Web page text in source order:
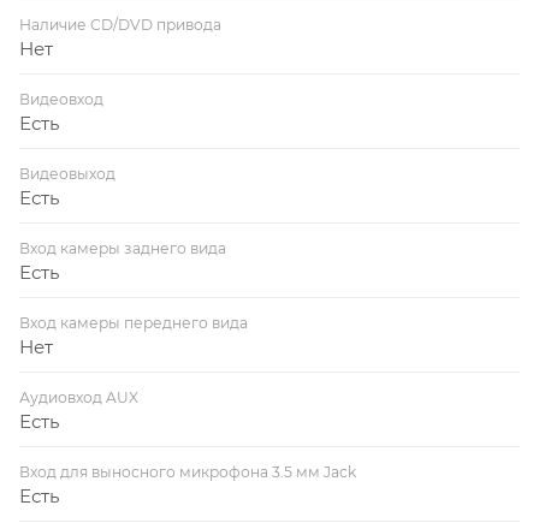
Наличие CD/DVD привода
Нет
Видеовход
Есть
Видеовыход
Есть
Вход камеры заднего вида
Есть
Вход камеры переднего вида
Нет
Аудиовход AUX
Есть
Вход для выносного микрофона 3.5 мм Jack
Есть